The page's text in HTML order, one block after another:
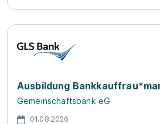
Ausbildung
Gemeinschaftsbank eG
01.08.2026